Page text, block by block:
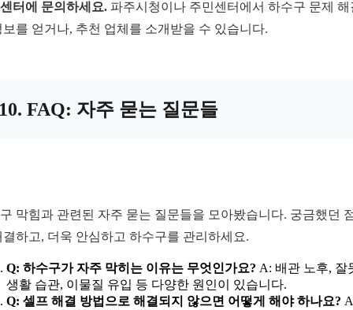
터에 문의하세요. 파주시청이나 주민센터에서 하수구 문제 해
보를 얻거나, 추천 업체를 소개받을 수 있습니다.
FAQ: 자주 묻는 질문들
막힘과 관련된 자주 묻는 질문들을 모아봤습니다. 궁금했던
결하고, 더욱 안심하고 하수구를 관리하세요.
Q: 하수구가 자주 막히는 이유는 무엇인가요? A: 배관 노후, 잘
생활 습관, 이물질 유입 등 다양한 원인이 있습니다.
Q: 셀프 해결 방법으로 해결되지 않으면 어떻게 해야 하나요?